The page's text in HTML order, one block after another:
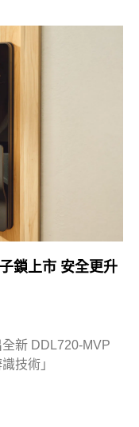
鎖上市 安全更升
新 DDL720-MVP
技術」